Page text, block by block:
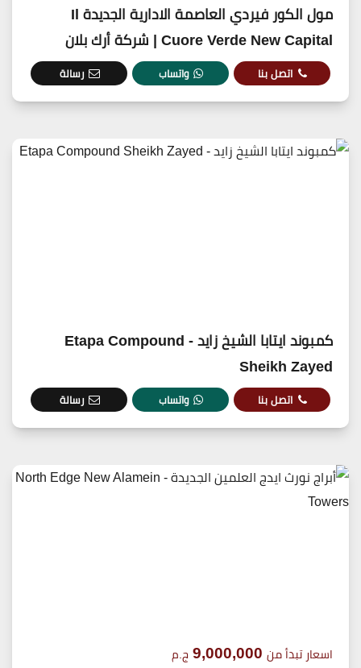
مول الكور فيردي العاصمة الادارية الجديدة Il
Cuore Verde New Capital | شركة أرك بلان
اتصل بنا واتساب رسالة
كمبوند ايتابا الشيخ زايد - Etapa Compound
Sheikh Zayed
اتصل بنا واتساب رسالة
اسعار تبدأ من 9,000,000 ج.م